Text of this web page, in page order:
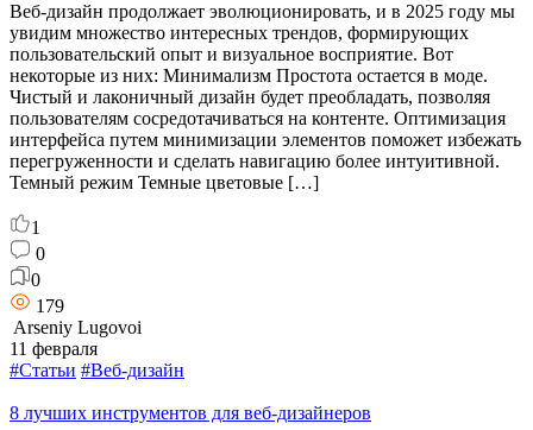
Веб-дизайн продолжает эволюционировать, и в 2025 году мы
увидим множество интересных трендов, формирующих
пользовательский опыт и визуальное восприятие. Вот
некоторые из них: Минимализм Простота остается в моде.
Чистый и лаконичный дизайн будет преобладать, позволяя
пользователям сосредотачиваться на контенте. Оптимизация
интерфейса путем минимизации элементов поможет избежать
перегруженности и сделать навигацию более интуитивной.
Темный режим Темные цветовые […]
1
0
0
179
Arseniy Lugovoi
11 февраля
#Статьи #Веб-дизайн
8 лучших инструментов для веб-дизайнеров